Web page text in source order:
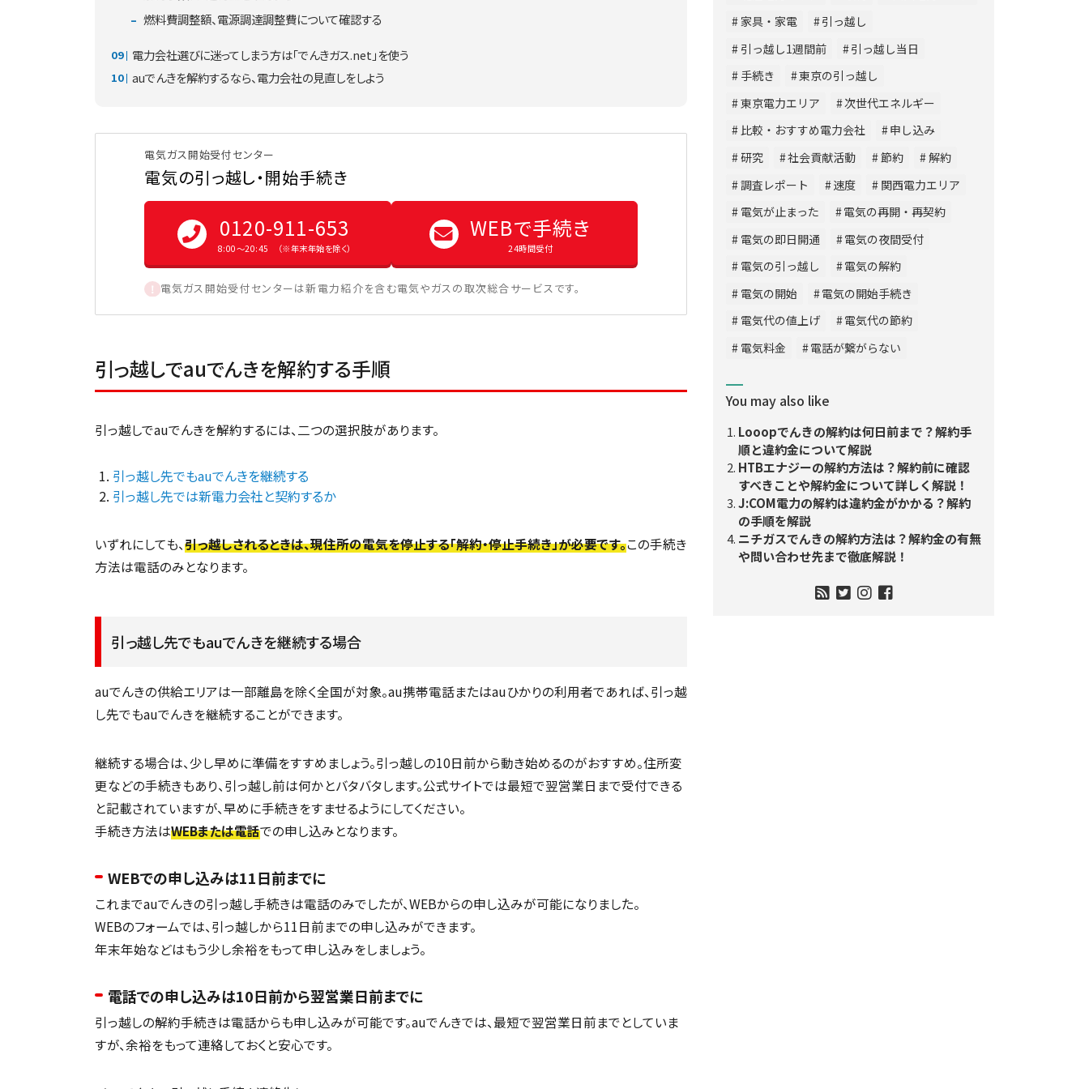
燃料費調整額、電源調達調整費について確認する
電力会社選びに迷ってしまう方は「でんきガス.net」を使う
auでんきを解約するなら、電力会社の見直しをしよう
電気ガス開始受付センター
電気の引っ越し・開始手続き
0120-911-653
8:00〜20:45 （※年末年始を除く）
WEBで手続き
24時間受付
電気ガス開始受付センターは新電力紹介を含む電気やガスの取次総合サービスです。
引っ越しでauでんきを解約する手順
引っ越しでauでんきを解約するには、二つの選択肢があります。
引っ越し先でもauでんきを継続する
引っ越し先では新電力会社と契約するか
いずれにしても、引っ越しされるときは、現住所の電気を停止する「解約・停止手続き」が必要です。この手続き
方法は電話のみとなります。
引っ越し先でもauでんきを継続する場合
auでんきの供給エリアは一部離島を除く全国が対象。au携帯電話またはauひかりの利用者であれば、引っ越
し先でもauでんきを継続することができます。
継続する場合は、少し早めに準備をすすめましょう。引っ越しの10日前から動き始めるのがおすすめ。住所変
更などの手続きもあり、引っ越し前は何かとバタバタします。公式サイトでは最短で翌営業日まで受付できる
と記載されていますが、早めに手続きをすませるようにしてください。
手続き方法はWEBまたは電話での申し込みとなります。
WEBでの申し込みは11日前までに
これまでauでんきの引っ越し手続きは電話のみでしたが、WEBからの申し込みが可能になりました。
WEBのフォームでは、引っ越しから11日前までの申し込みができます。
年末年始などはもう少し余裕をもって申し込みをしましょう。
電話での申し込みは10日前から翌営業日前までに
引っ越しの解約手続きは電話からも申し込みが可能です。auでんきでは、最短で翌営業日前までとしていま
すが、余裕をもって連絡しておくと安心です。
家具・家電
引っ越し
引っ越し1週間前
引っ越し当日
手続き
東京の引っ越し
東京電力エリア
次世代エネルギー
比較・おすすめ電力会社
申し込み
研究
社会貢献活動 節約
解約
調査レポート
速度
関西電力エリア
電気が止まった
電気の再開・再契約
電気の即日開通
電気の夜間受付
電気の引っ越し
電気の解約
電気の開始
電気の開始手続き
電気代の値上げ
電気代の節約
電気料金
電話が繋がらない
You may also like
Looopでんきの解約は何日前まで？解約手
順と違約金について解説
HTBエナジーの解約方法は？解約前に確認
すべきことや解約金について詳しく解説！
J:COM電力の解約は違約金がかかる？解約
の手順を解説
ニチガスでんきの解約方法は？解約金の有無
や問い合わせ先まで徹底解説！